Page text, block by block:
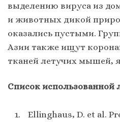
выделению вируса из
и животных дикой
оказались пустыми.
Азии также ищут
тканей летучих мышей,
Список использованной
​Ellinghaus, D. et al.